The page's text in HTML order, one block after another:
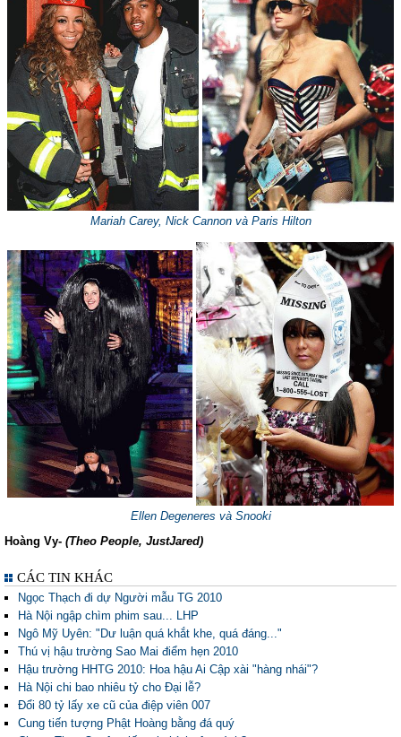
Mariah Carey, Nick Cannon và Paris Hilton
Ellen Degeneres và Snooki
Hoàng Vy- (Theo People, JustJared)
CÁC TIN KHÁC
Ngọc Thạch đi dự Người mẫu TG 2010
Hà Nội ngập chìm phim sau... LHP
Ngô Mỹ Uyên: "Dư luận quá khắt khe, quá đáng..."
Thú vị hậu trường Sao Mai điểm hẹn 2010
Hậu trường HHTG 2010: Hoa hậu Ai Cập xài "hàng nhái"?
Hà Nội chi bao nhiêu tỷ cho Đại lễ?
Đổi 80 tỷ lấy xe cũ của điệp viên 007
Cung tiến tượng Phật Hoàng bằng đá quý